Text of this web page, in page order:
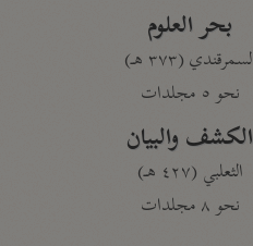
بحر العلوم
(٣٧٣ هـ)
نحو ٥ مجلدات
الكشف والبيان
الثعلبي (٤٢٧ هـ)
نحو ٨ مجلدات